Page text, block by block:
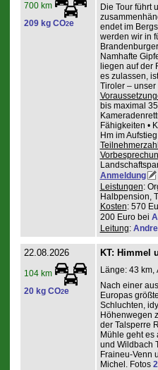
700 km
209 kg CO2e
Die Tour führt
endet im
werden wir in
Namhafte
liegen auf der
es zulassen,
Tiroler – unser
bis maximal
Fähigkeiten •
Hm im
Anmeldung
Leistungen:
Halbpension,
Kosten: 570
200 Euro bei
Leitung:
22.08.2026
104 km
20 kg CO2e
KT: Himmel
Länge: 43 km,
Nach einer
Europas
Schluchten,
Höhenwegen
der Talsperre
Mühle geht es
und Wildbach
Fraineu-Venn
Michel. Fotos